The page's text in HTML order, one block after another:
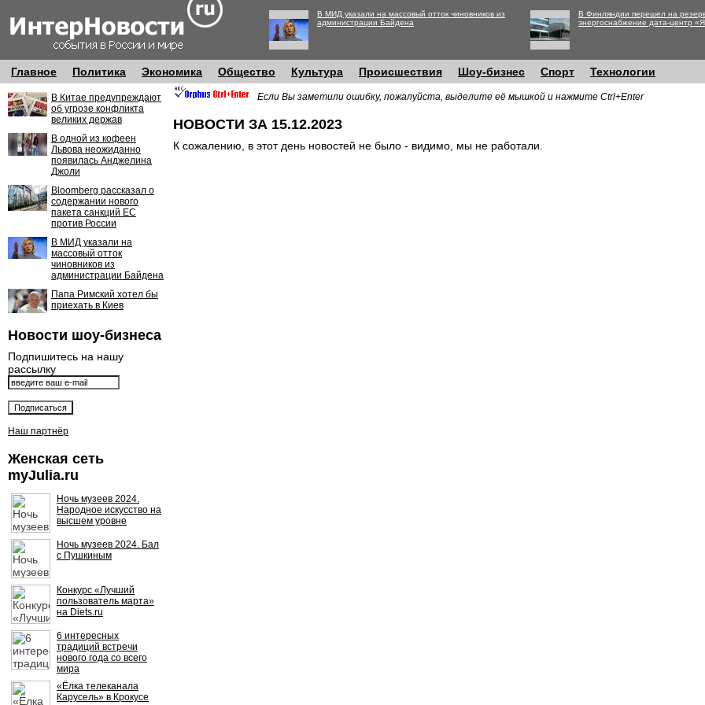
В МИД указали на массовый отток чиновников из
администрации Байдена
В Финляндии перешел на
энергоснабжение дата-центр
Главное Политика Экономика Общество Культура Происшествия Шоу-бизнес Спорт Технологии
В Китае предупреждают
об угрозе конфликта
великих держав
В одной из кофеен
Львова неожиданно
появилась Анджелина
Джоли
Bloomberg рассказал о
содержании нового
пакета санкций ЕС
против России
В МИД указали на
массовый отток
чиновников из
администрации Байдена
Папа Римский хотел бы
приехать в Киев
Новости шоу-бизнеса
Подпишитесь на нашу
рассылку
Наш партнёр
Женская сеть
myJulia.ru
Ночь музеев 2024.
Народное искусство на
высшем уровне
Ночь музеев 2024. Бал
с Пушкиным
Конкурс «Лучший
пользователь марта»
на Diets.ru
6 интересных
традиций встречи
нового года со всего
мира
«Ёлка телеканала
Карусель» в Крокусе
Если Вы заметили ошибку, пожалуйста, выделите её мышкой и нажмите Ctrl+Enter
НОВОСТИ ЗА 15.12.2023
К сожалению, в этот день новостей не было - видимо, мы не работали.